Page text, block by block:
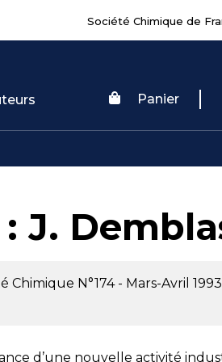
Société Chimique de
Panier
J.
Chimique N°174 - Mars-Avril 1993
d’une nouvelle activité